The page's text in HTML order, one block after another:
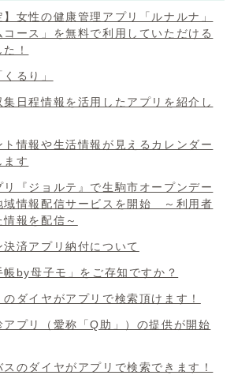
】女性の健康管理アプリ「ルナルナ」
ース」を無料で利用していただける
！
るり」
日程情報を活用したアプリを紹介し
情報や生活情報が見えるカレンダー
ます
リ『ジョルテ』で生駒市オープンデー
域情報配信サービスを開始 ～利用者
報を配信～
済アプリ納付について
帳by母子モ」をご存知ですか？
のダイヤがアプリで検索頂けます！
アプリ（愛称「Q助」）の提供が開始
のダイヤがアプリで検索できます！